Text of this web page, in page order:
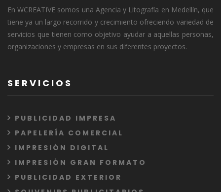
En WCREATIVE somos una Agencia y Litografía en Medellín, que
tiene ya un largo recorrido y crecimiento ofreciendo variedad de
servicios que tienen como objetivo ayudar a aquellas personas,
organizaciones y empresas en sus diferentes proyectos.
SERVICIOS
PUBLICIDAD IMPRESA
PAPELERÍA COMERCIAL
IMPRESIÓN DIGITAL
IMPRESIÓN GRAN FORMATO
PUBLICIDAD EXTERIOR